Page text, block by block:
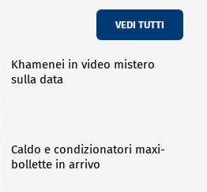
VEDI TUTTI
Khamenei in video mistero
sulla data
Caldo e condizionatori maxi-
bollette in arrivo